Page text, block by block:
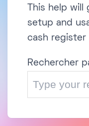
This help
setup and
cash register
Rechercher